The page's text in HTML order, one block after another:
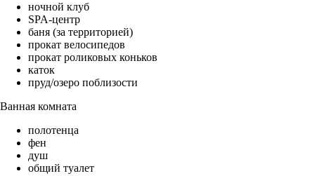
ночной клуб
SPA-центр
баня (за территорией)
прокат велосипедов
прокат роликовых коньков
каток
пруд/озеро поблизости
Ванная комната
полотенца
фен
душ
общий туалет